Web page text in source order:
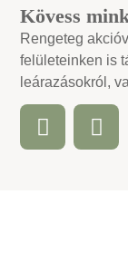
Kövess
Rengeteg
felületeinken is
leárazásokról,